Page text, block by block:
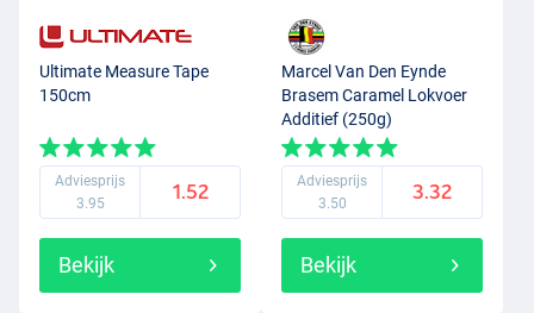
Ultimate Measure Tape
150cm
Adviesprijs
3.95
1.52
Bekijk
Marcel Van Den Eynde
Brasem Caramel Lokvoer
Additief (250g)
Adviesprijs
3.50
3.32
Bekijk